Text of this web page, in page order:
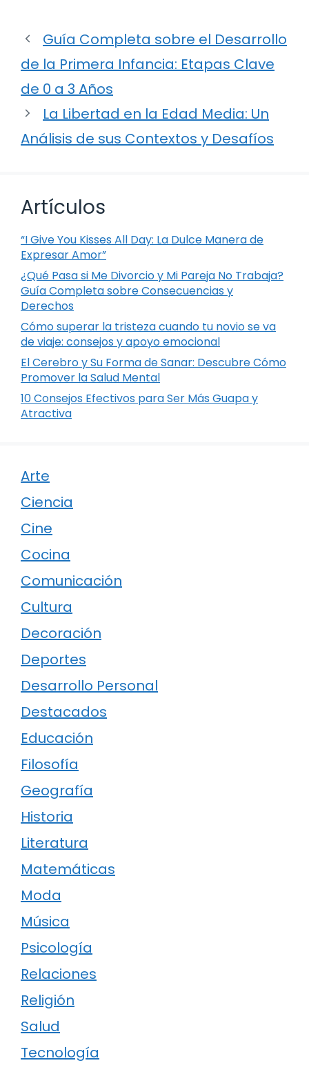
Guía Completa sobre el Desarrollo
de la Primera Infancia: Etapas Clave
de 0 a 3 Años
La Libertad en la Edad Media: Un
Análisis de sus Contextos y Desafíos
Artículos
“I Give You Kisses All Day: La Dulce Manera de
Expresar Amor”
¿Qué Pasa si Me Divorcio y Mi Pareja No Trabaja?
Guía Completa sobre Consecuencias y
Derechos
Cómo superar la tristeza cuando tu novio se va
de viaje: consejos y apoyo emocional
El Cerebro y Su Forma de Sanar: Descubre Cómo
Promover la Salud Mental
10 Consejos Efectivos para Ser Más Guapa y
Atractiva
Arte
Ciencia
Cine
Cocina
Comunicación
Cultura
Decoración
Deportes
Desarrollo Personal
Destacados
Educación
Filosofía
Geografía
Historia
Literatura
Matemáticas
Moda
Música
Psicología
Relaciones
Religión
Salud
Tecnología